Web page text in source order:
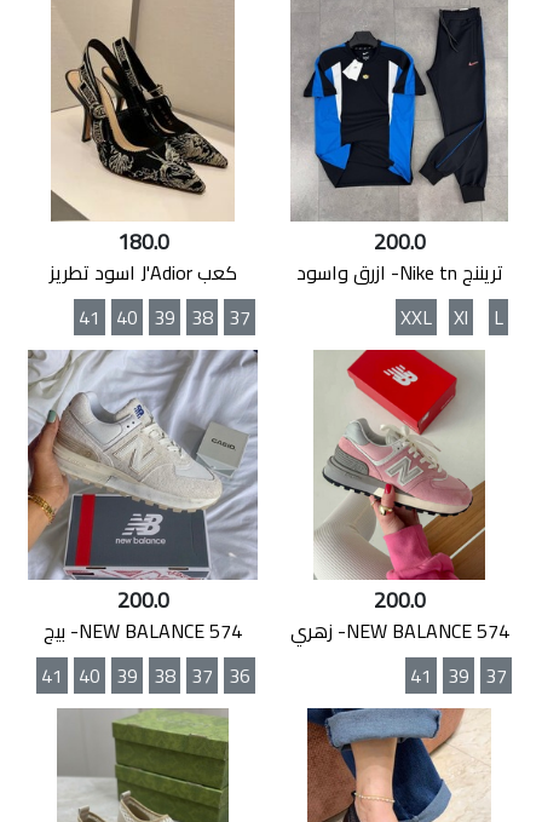
200.0
تريننج Nike tn- ازرق واسود
L
Xl
XXL
180.0
كعب J'Adior اسود تطريز
37
38
39
40
41
200.0
NEW BALANCE 574- زهري
37
39
41
200.0
NEW BALANCE 574- بيج
36
37
38
39
40
41